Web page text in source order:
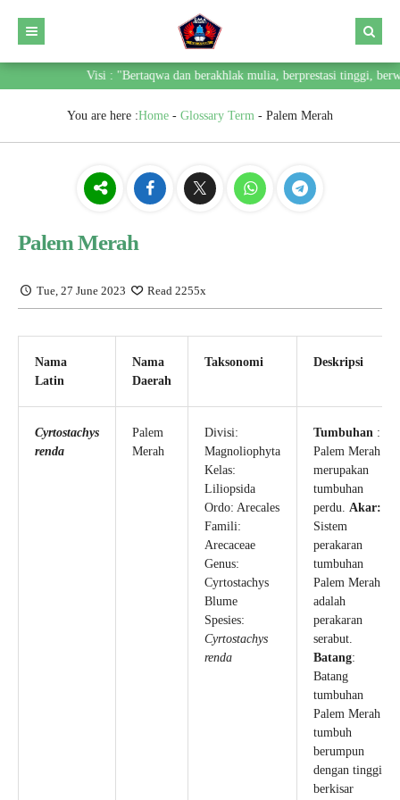
Visi : "Bertaqwa dan berakhlak mulia, berprestasi tinggi,
You are here :Home - Glossary Term - Palem Merah
Palem Merah
Tue, 27 June 2023 Read 2255x
Nama
Latin
Nama
Daerah
Taksonomi Deskripsi
Cyrtostachys
renda
Palem
Merah
Divisi:
Magnoliophyta
Kelas:
Liliopsida
Ordo: Arecales
Famili:
Arecaceae
Genus:
Cyrtostachys
Blume
Spesies:
Cyrtostachys
renda
Tumbuhan :
Palem Merah
merupakan
tumbuhan
perdu. Akar:
Sistem
perakaran
tumbuhan
Palem Merah
adalah
perakaran
serabut.
Batang:
Batang
tumbuhan
Palem Merah
tumbuh
berumpun
dengan tinggi
berkisar